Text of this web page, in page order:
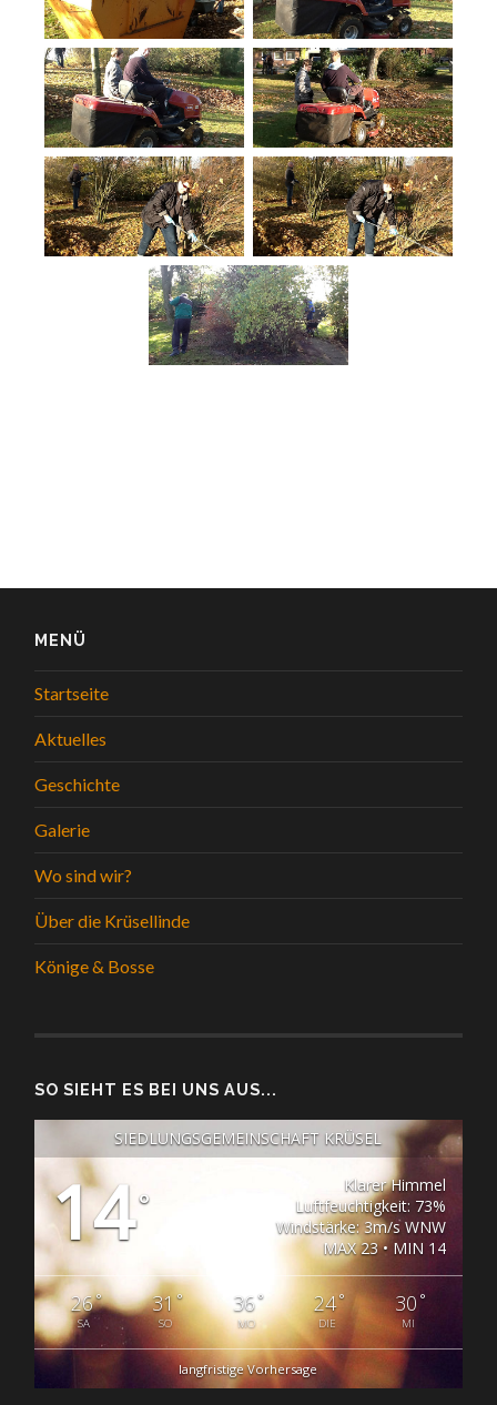
MENÜ
Startseite
Aktuelles
Geschichte
Galerie
Wo sind wir?
Über die Krüsellinde
Könige & Bosse
SO SIEHT ES BEI UNS AUS...
SIEDLUNGSGEMEINSCHAFT KRÜSEL
14°
Klarer Himmel
Luftfeuchtigkeit: 73%
Windstärke: 3m/s WNW
MAX 23 • MIN 14
26°
SA
31°
SO
36°
MO
24°
DIE
30 °
MI
langfristige Vorhersage